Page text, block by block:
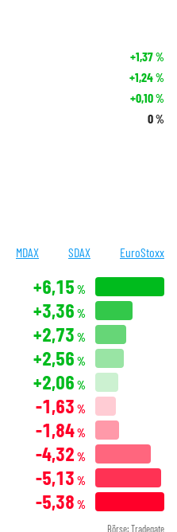
+1,37%
+1,24%
+0,10%
0%
MDAX SDAX EuroStoxx
+6,15 %
+3,36 %
+2,73 %
+2,56 %
+2,06 %
-1,63 %
-1,84%
-4,32 %
-5,13 %
-5,38 %
Börse: Tradegate